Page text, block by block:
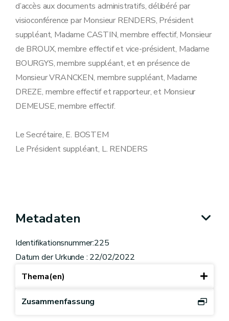
d’accès aux documents administratifs, délibéré par
visioconférence par Monsieur RENDERS, Président
suppléant, Madame CASTIN, membre effectif, Monsieur
de BROUX, membre effectif et vice-président, Madame
BOURGYS, membre suppléant, et en présence de
Monsieur VRANCKEN, membre suppléant, Madame
DREZE, membre effectif et rapporteur, et Monsieur
DEMEUSE, membre effectif.
Le Secrétaire, E. BOSTEM
Le Président suppléant, L. RENDERS
Metadaten
Identifikationsnummer:225
Datum der Urkunde : 22/02/2022
Thema(en)
Zusammenfassung